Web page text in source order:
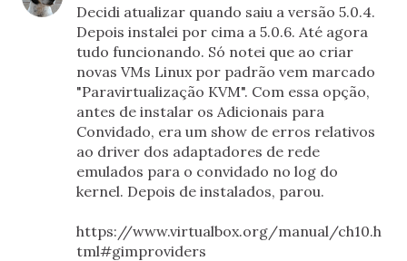
Decidi atualizar quando saiu a versão 5.0.4.
Depois instalei por cima a 5.0.6. Até agora
tudo funcionando. Só notei que ao criar
novas VMs Linux por padrão vem marcado
"Paravirtualização KVM". Com essa opção,
antes de instalar os Adicionais para
Convidado, era um show de erros relativos
ao driver dos adaptadores de rede
emulados para o convidado no log do
kernel. Depois de instalados, parou.
https://www.virtualbox.org/manual/ch10.h
tml#gimproviders